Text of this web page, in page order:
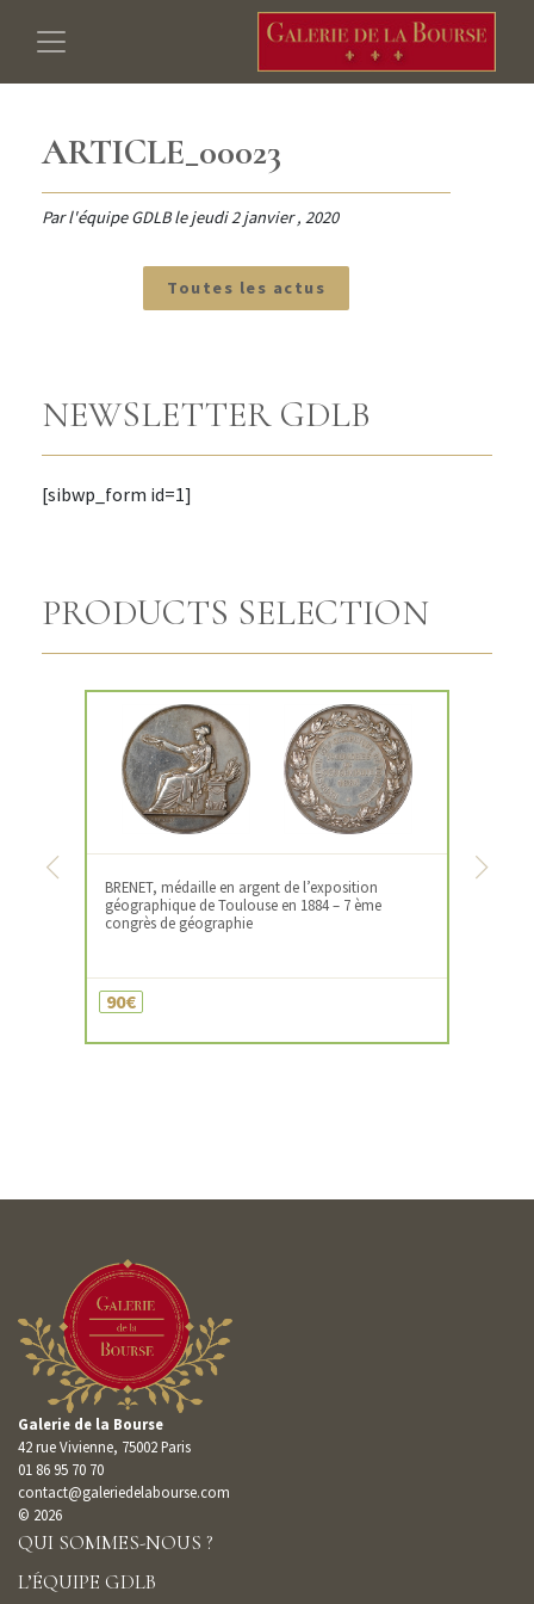
ARTICLE_00023
Par l'équipe GDLB lejeudi 2 janvier , 2020
Toutes les actus
NEWSLETTER GDLB
[sibwp_form id=1]
PRODUCTS SELECTION
BRENET, médaille en argent de l’exposition
géographique de Toulouse en 1884 – 7 ème
congrès de géographie
90€
Previous Next
Galerie de la Bourse
42 rue Vivienne, 75002 Paris
01 86 95 70 70
contact@galeriedelabourse.com
© 2026
QUI SOMMES-NOUS ?
L’ÉQUIPE GDLB